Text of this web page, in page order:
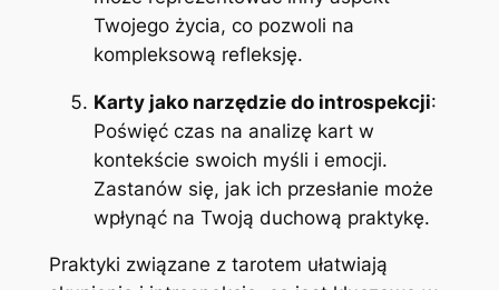
Twojego życia, co pozwoli na
kompleksową refleksję.
Karty jako narzędzie do introspekcji:
Poświęć czas na analizę kart w
kontekście swoich myśli i emocji.
Zastanów się, jak ich przesłanie może
wpłynąć na Twoją duchową praktykę.
Praktyki związane z tarotem ułatwiają